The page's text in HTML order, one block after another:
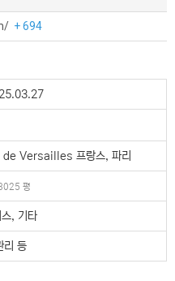
+ 694
Versailles 프랑스, 파리
평
, 기타
리 등